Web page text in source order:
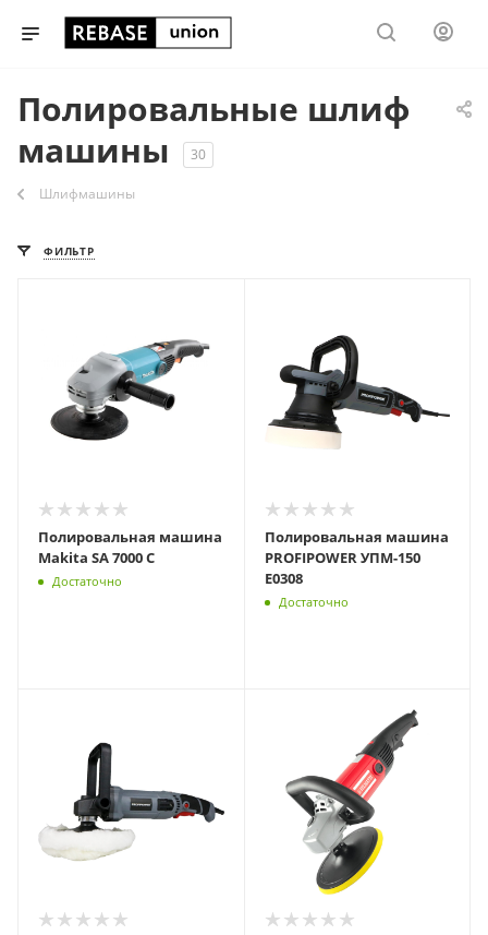
Полировальные шлиф
машины
30
Шлифмашины
ФИЛЬТР
Полировальная машина
Makita SA 7000 C
Достаточно
Полировальная машина
PROFIPOWER УПМ-150
E0308
Достаточно